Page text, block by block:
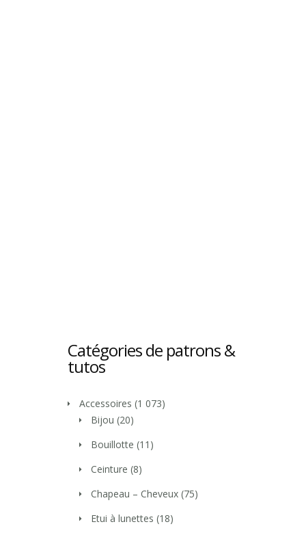
Catégories de patrons &
tutos
Accessoires (1 073)
Bijou (20)
Bouillotte (11)
Ceinture (8)
Chapeau – Cheveux (75)
Etui à lunettes (18)